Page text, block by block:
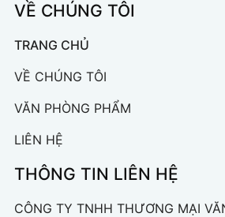
VỀ CHÚNG TÔI
TRANG CHỦ
VỀ CHÚNG TÔI
VĂN PHÒNG PHẨM
LIÊN HỆ
THÔNG TIN LIÊN HỆ
CÔNG TY TNHH THƯƠNG MẠI